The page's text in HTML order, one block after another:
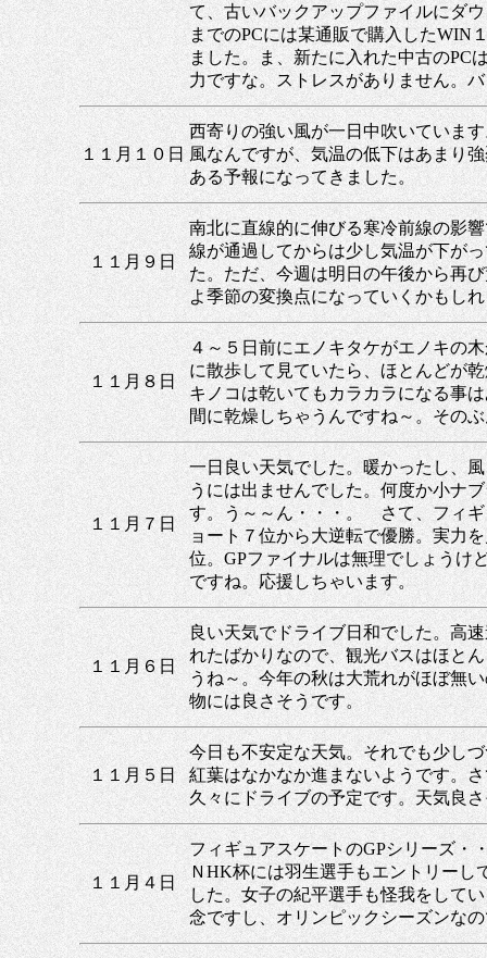
て、古いバックアップファイルにダ
までのPCには某通販で購入したWIN
ました。ま、新たに入れた中古のPC
力ですな。ストレスがありません。
１１月１０日
西寄りの強い風が一日中吹いていま
風なんですが、気温の低下はあまり
ある予報になってきました。
１１月９日
南北に直線的に伸びる寒冷前線の影
線が通過してからは少し気温が下が
た。ただ、今週は明日の午後から再
よ季節の変換点になっていくかもし
１１月８日
４～５日前にエノキタケがエノキの
に散歩して見ていたら、ほとんどが
キノコは乾いてもカラカラになる事
間に乾燥しちゃうんですね～。その
１１月７日
一日良い天気でした。暖かったし、
うには出ませんでした。何度か小ナ
す。う～～ん・・・。 さて、フィギ
ョート７位から大逆転で優勝。実力
位。GPファイナルは無理でしょうけ
ですね。応援しちゃいます。
１１月６日
良い天気でドライブ日和でした。高
れたばかりなので、観光バスはほと
うね～。今年の秋は大荒れがほぼ無
物には良さそうです。
１１月５日
今日も不安定な天気。それでも少し
紅葉はなかなか進まないようです。
久々にドライブの予定です。天気良
１１月４日
フィギュアスケートのGPシリーズ・
ＮHK杯には羽生選手もエントリーし
した。女子の紀平選手も怪我をして
念ですし、オリンピックシーズンな